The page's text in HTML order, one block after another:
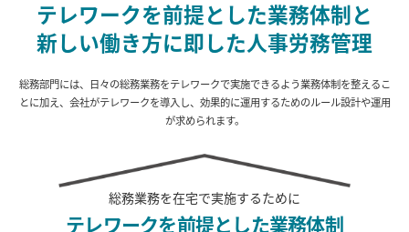
テレワークを前提とした業務体制と
新しい働き方に即した人事労務管理
総務部門には、日々の総務業務をテレワークで実施できるよう業務体制を整えるこ
とに加え、 会社がテレワークを導入し、効果的に運用するためのルール設計や運用
が求められます。
総務業務を在宅で実施するために
テレワークを前提とした業務体制